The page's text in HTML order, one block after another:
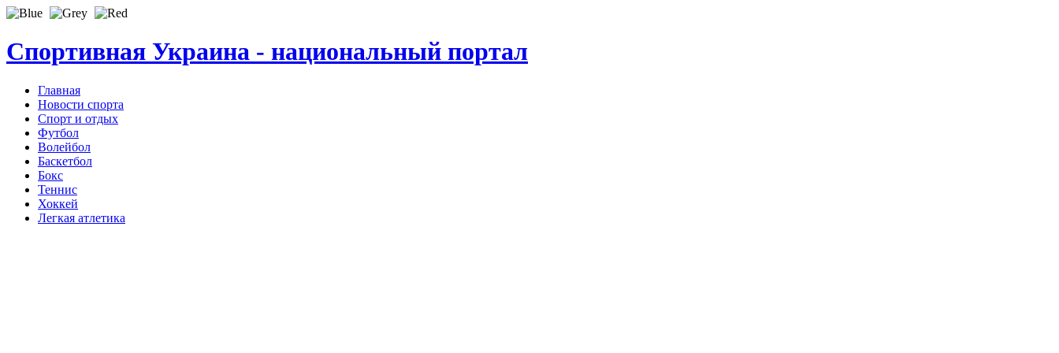
Спортивная Украина - национальный портал
Главная
Новости спорта
Спорт и отдых
Футбол
Волейбол
Баскетбол
Бокс
Теннис
Хоккей
Легкая атлетика